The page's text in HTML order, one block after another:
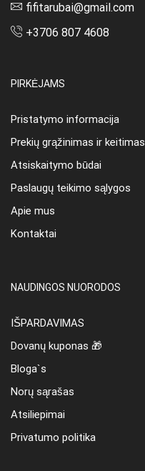
fifitarubai@gmail.com
+3706 807 4608
PIRKĖJAMS
Pristatymo informacija
Prekių grąžinimas ir keitimas
Atsiskaitymo būdai
Paslaugų teikimo sąlygos
Apie mus
Kontaktai
NAUDINGOS NUORODOS
IŠPARDAVIMAS
Dovanų kuponas 🎁
Bloga`s
Norų sąrašas
Atsiliepimai
Privatumo politika